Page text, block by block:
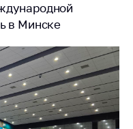
в Минске